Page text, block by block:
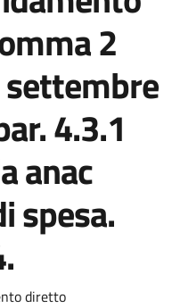
2
4.3.1
anac
spesa.
diretto